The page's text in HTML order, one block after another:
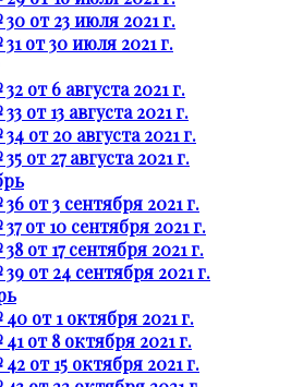
от 23 июля 2021 г.
от 30 июля 2021 г.
от 6 августа 2021 г.
от 13 августа 2021 г.
от 20 августа 2021 г.
от 27 августа 2021 г.
от 3 сентября 2021 г.
от 10 сентября 2021 г.
от 17 сентября 2021 г.
от 24 сентября 2021 г.
от 1 октября 2021 г.
от 8 октября 2021 г.
от 15 октября 2021 г.